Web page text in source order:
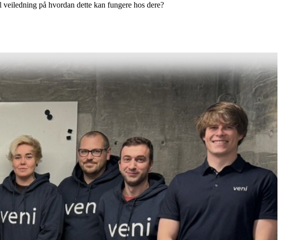
på hvordan dette kan fungere hos dere?